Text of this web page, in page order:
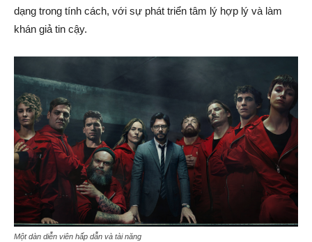
dạng trong tính cách, với sự phát triển tâm lý hợp lý và làm
khán giả tin cậy.
Một dàn diễn viên hấp dẫn và tài năng